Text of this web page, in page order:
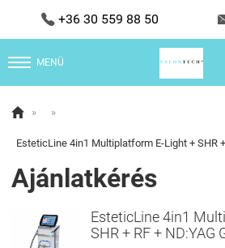
 +36 30 559 88 50
MENÜ
 » »
EsteticLine 4in1 Multiplatform E-Light + SHR
Ajánlatkérés
EsteticLine 4in1
SHR + RF + ND:YAG